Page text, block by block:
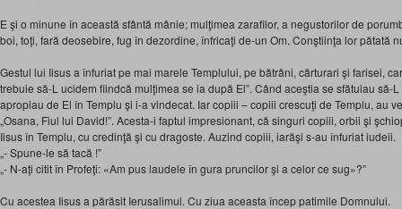
E şi o minune în această sfântă mânie; mulţimea zarafilor, a negustorilor de
boi, toţi, fară deosebire, fug în dezordine, înfricaţi de-un Om. Conştiinţa lor pătată
Gestul lui Iisus a înfuriat pe mai marele Templului, pe bătrâni, cărturari şi farisei,
trebuie să-L ucidem fiindcă mulţimea se ia după El”. Când aceştia se sfătuiau să-
apropiau de El în Templu şi i-a vindecat. Iar copiii – copiii crescuţi de Templu, au
„Osana, Fiul lui David!”. Acesta-i faptul impresionant, că singuri copiii, orbii şi
Iisus în Templu, cu credinţă şi cu dragoste. Auzind copiii, iarăşi s-au înfuriat iudeii.
„- Spune-le să tacă !”
„- N-aţi citit în Profeţi: «Am pus laudele în gura pruncilor şi a celor ce sug»?”
Cu acestea Iisus a părăsit Ierusalimul. Cu ziua aceasta încep patimile Domnului.